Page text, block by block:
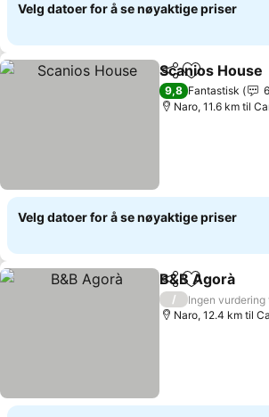
Velg datoer for å se nøyaktige priser
Del Legg til i
Scanios House
9,8 Fantastisk
Naro, 11.6 km til
Velg datoer for å se nøyaktige priser
Del Legg til i
B&B Agorà
/
Ingen
Naro, 12.4 km til